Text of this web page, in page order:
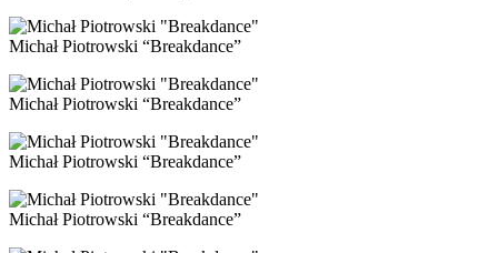
Michał Piotrowski “Breakdance”
Michał Piotrowski “Breakdance”
Michał Piotrowski “Breakdance”
Michał Piotrowski “Breakdance”